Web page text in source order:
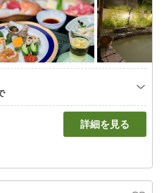
詳細を見る